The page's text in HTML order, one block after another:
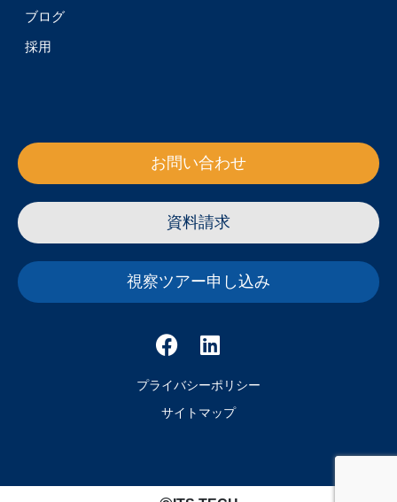
ブログ
採用
お問い合わせ
資料請求
視察ツアー申し込み
プライバシーポリシー
サイトマップ